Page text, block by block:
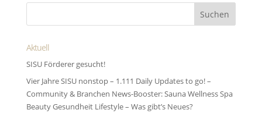
Aktuell
SISU Förderer gesucht!
Vier Jahre SISU nonstop – 1.111 Daily Updates to go! –
Community & Branchen News-Booster: Sauna Wellness Spa
Beauty Gesundheit Lifestyle – Was gibt’s Neues?